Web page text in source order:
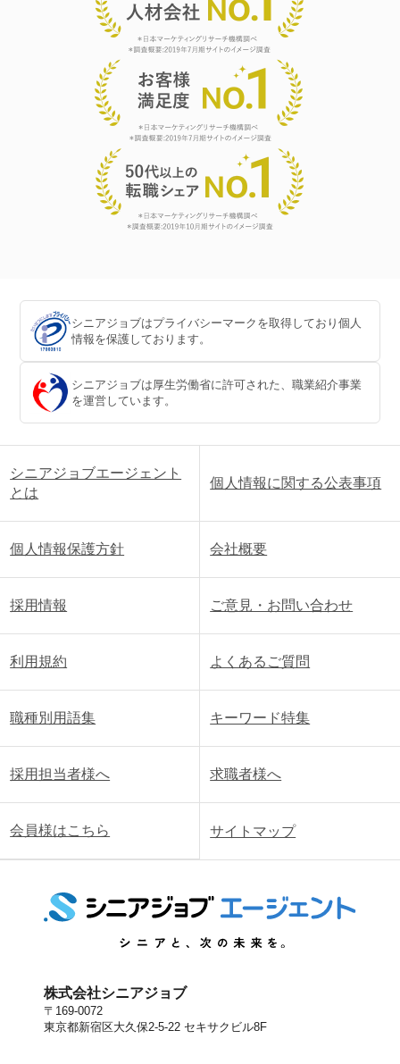
シニアジョブはプライバシーマークを取得しており個人
情報を保護しております。
シニアジョブは厚生労働省に許可された、職業紹介事業
を運営しています。
シニアジョブエージェント
とは
個人情報に関する公表事項
個人情報保護方針 会社概要
採用情報 ご意見・お問い合わせ
利用規約 よくあるご質問
職種別用語集 キーワード特集
採用担当者様へ 求職者様へ
会員様はこちら サイトマップ
株式会社シニアジョブ
〒169-0072
東京都新宿区大久保2-5-22 セキサクビル8F